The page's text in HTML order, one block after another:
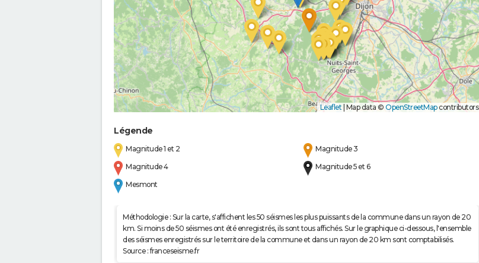
Leaflet Map data © OpenStreetMapcontributors
Légende
Magnitude 1 et 2
Magnitude 3
Magnitude 4
Magnitude 5 et 6
Mesmont
Méthodologie : Sur la carte, s'affichent les 50 séismes les plus puissants de la commune dans un rayon de 20
km. Si moins de 50 séismes ont été enregistrés, ils sont tous affichés. Sur le graphique ci-dessous, l'ensemble
des séismes enregistrés sur le territoire de la commune et dans un rayon de 20 km sont comptabilisés.
Source : franceseisme.fr